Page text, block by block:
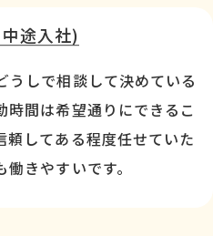
途入社)
うしで相談して決めている
時間は希望通りにできるこ
頼してある程度任せていた
きやすいです。